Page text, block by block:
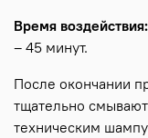
Время воздействия:
– 45 минут.
После окончании
тщательно
техническим